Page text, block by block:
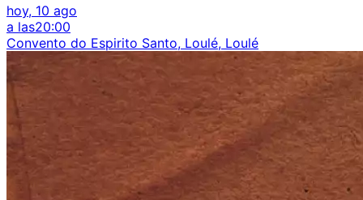
hoy, 10 ago
a las20:00
Convento do Espirito Santo, Loulé, Loulé